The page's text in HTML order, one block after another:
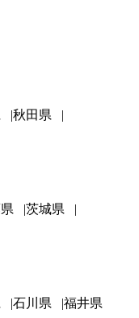
秋田県
茨城県
石川県 福井県